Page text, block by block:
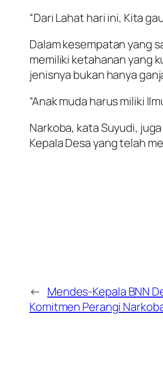
“Dari Lahat hari ini, Kita
Dalam kesempatan yang
memiliki ketahanan yang
jenisnya bukan hanya
“Anak muda harus miliki
Narkoba, kata Suyudi,
Kepala Desa yang telah
← Mendes-Kepala BNN
Komitmen Perangi